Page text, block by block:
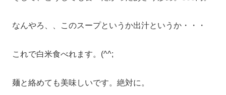
なんやろ、、このスープというか出汁というか・・・
これで白米食べれます。(^^;
麺と絡めても美味しいです。絶対に。